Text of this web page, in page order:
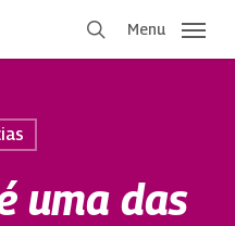
Menu
uma das